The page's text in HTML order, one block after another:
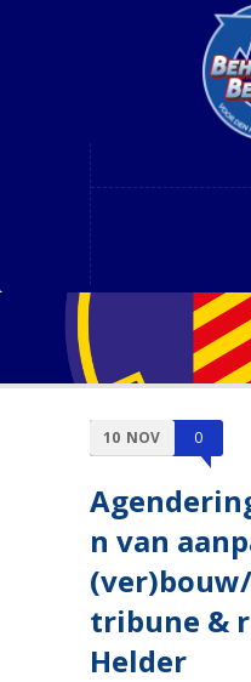
10 NOV 0
n van
tribune &
Helder